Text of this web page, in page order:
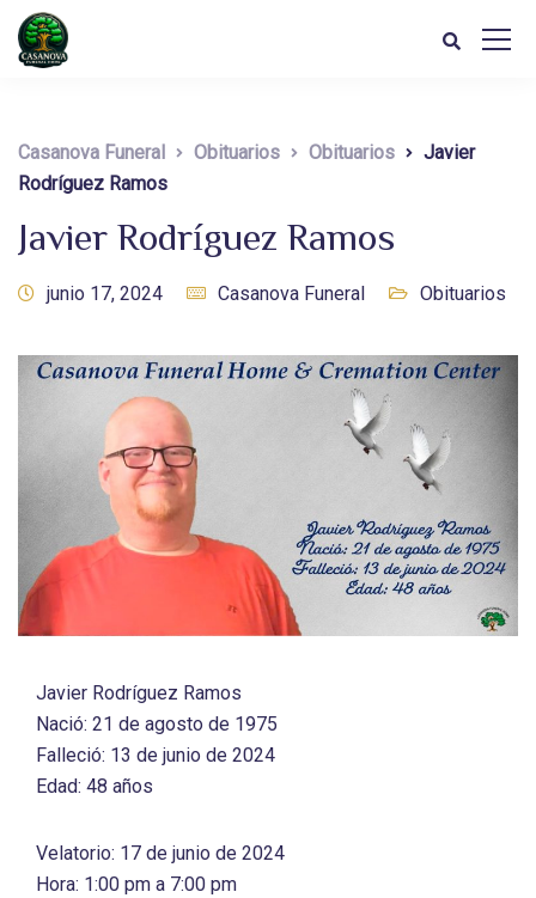
Casanova Funeral Obituarios Obituarios
Javier
Rodríguez Ramos
Javier Rodríguez Ramos
junio 17, 2024 Casanova Funeral Obituarios
Javier Rodríguez Ramos
Nació: 21 de agosto de 1975
Falleció: 13 de junio de 2024
Edad: 48 años
Velatorio: 17 de junio de 2024
Hora: 1:00 pm a 7:00 pm